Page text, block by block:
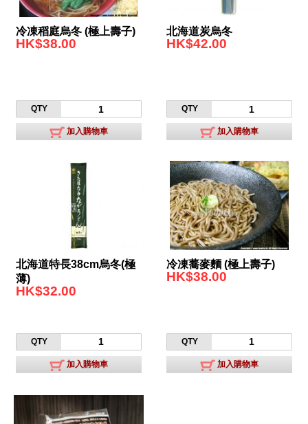
冷凍稻庭烏冬 (極上壽子)
HK$38.00
QTY
加入購物車
北海道炭烏冬
HK$42.00
QTY
加入購物車
北海道特長38cm烏冬(極
薄)
HK$32.00
QTY
加入購物車
冷凍蕎麥麵 (極上壽子)
HK$38.00
QTY
加入購物車